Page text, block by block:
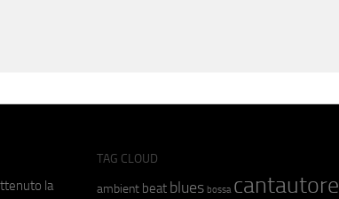
la
TAG CLOUD
ambient beat blues bossa cantautore